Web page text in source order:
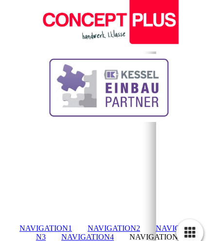
NAVIGATION1 NAVIGATION2
NAVIGATIO
N3
NAVIGATION4 NAVIGATION5